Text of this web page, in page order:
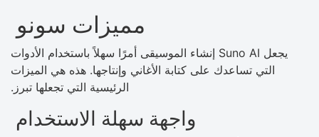
مميزات سونو
يجعل Suno AI إنشاء الموسيقى أمرًا سهلاً باستخدام الأدوات
التي تساعدك على كتابة الأغاني وإنتاجها. هذه هي الميزات
الرئيسية التي تجعلها تبرز.
واجهة سهلة الاستخدام